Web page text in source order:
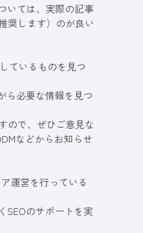
いては、実際の記事
奨します）のが良い
ているものを見つ
ら必要な情報を見つ
ので、ぜひご意見な
などからお知らせ
運営を行っている
SEOのサポートを実